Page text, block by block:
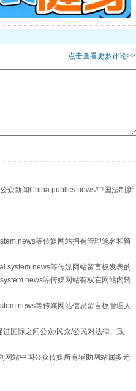
走走！国家喊你健身啦
不断增强治理腐败综合效能
点击查看更多评论>>
众新闻China publics news/中国法制新
news等传媒网站拥有管理笔名和留
system news等传媒网站留言板发表的
news等传媒网站有权在网站内转
news等传媒网站信息留言板管理人
国际之间公众/民众/公民对法律、政
网站中国公众传媒所有辅助网站属多元